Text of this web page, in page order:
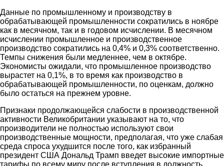
Данные по промышленному и производству в
обрабатывающей промышленности сократились в ноябре
как в месячном, так и в годовом исчислении. В месячном
исчислении промышленное и производственное
производство сократились на 0,4% и 0,3% соответственно.
Темпы снижения были медленнее, чем в октябре.
Экономисты ожидали, что промышленное производство
вырастет на 0,1%, в то время как производство в
обрабатывающей промышленности, по оценкам, должно
было остаться на прежнем уровне.
Признаки продолжающейся слабости в производственной
активности Великобритании указывают на то, что
производители не полностью используют свои
производственные мощности, предполагая, что уже слабая
среда спроса ухудшится после того, как избранный
президент США Дональд Трамп введет высокие импортные
тарифы по всему миру после вступления в должность.